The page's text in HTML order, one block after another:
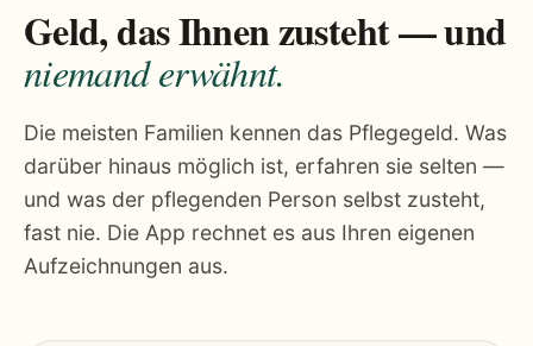
Geld, das Ihnen zusteht — und
niemand erwähnt.
Die meisten Familien kennen das Pflegegeld. Was
darüber hinaus möglich ist, erfahren sie selten —
und was der pflegenden Person selbst zusteht,
fast nie. Die App rechnet es aus Ihren eigenen
Aufzeichnungen aus.